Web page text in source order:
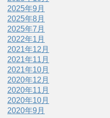
2025年9月
2025年8月
2025年7月
2022年1月
2021年12月
2021年11月
2021年10月
2020年12月
2020年11月
2020年10月
2020年9月